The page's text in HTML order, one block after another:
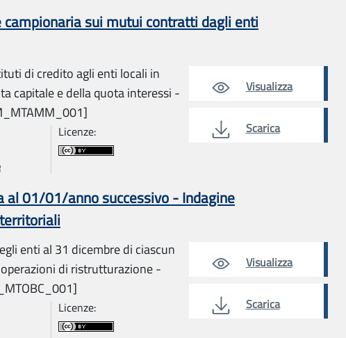
sui mutui contratti dagli enti
di credito agli enti locali in
capitale e della quota interessi -
Licenze:
Visualizza
Scarica
al 01/01/anno successivo - Indagine
enti al 31 dicembre di ciascun
di ristrutturazione -
Licenze:
Visualizza
Scarica